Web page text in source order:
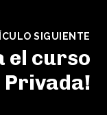
SIGUIENTE
el curso
Privada!